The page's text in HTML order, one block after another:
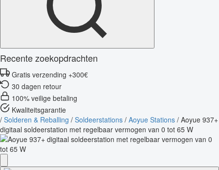
Recente zoekopdrachten
Gratis verzending +300€
30 dagen retour
100% veilige betaling
Kwaliteitsgarantie
/ Solderen & Reballing / Soldeerstations / Aoyue Stations / Aoyue 937+
digitaal soldeerstation met regelbaar vermogen van 0 tot 65 W